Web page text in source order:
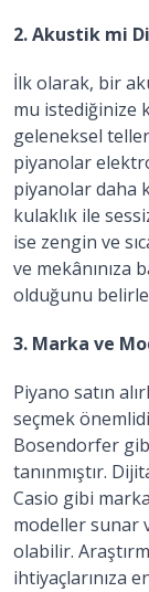
2. Akustik mi
İlk olarak, bir
mu istediğinize
geleneksel
piyanolar
piyanolar daha
kulaklık ile
ise zengin ve
ve mekânınıza
olduğunu
3. Marka ve
Piyano satın
seçmek
Bosendorfer
tanınmıştır.
Casio gibi
modeller sunar
olabilir.
ihtiyaçlarınıza